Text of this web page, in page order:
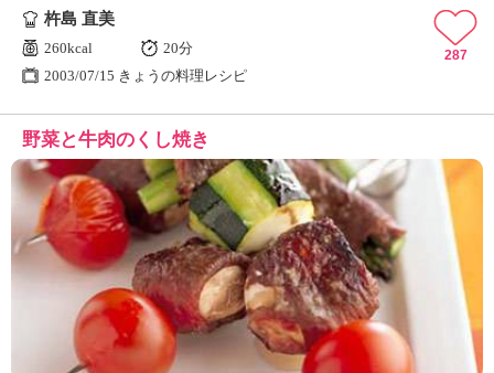
杵島 直美
260kcal
20分
2003/07/15 きょうの料理レシピ
287
野菜と牛肉のくし焼き